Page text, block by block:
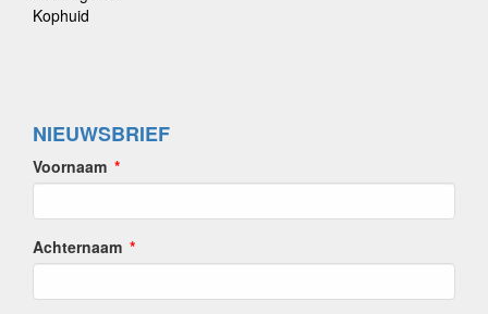
Kophuid
NIEUWSBRIEF
Voornaam
Achternaam